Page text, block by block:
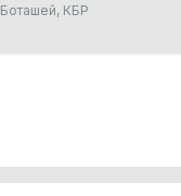
Боташей, КБР